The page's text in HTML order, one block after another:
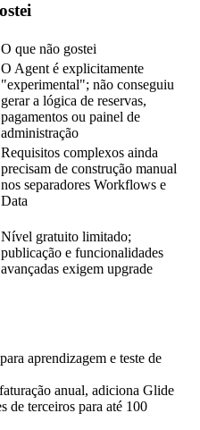
O que não gostei
O Agent é explicitamente
"experimental"; não conseguiu
gerar a lógica de reservas,
pagamentos ou painel de
administração
Requisitos complexos ainda
precisam de construção manual
nos separadores Workflows e
Data
Nível gratuito limitado;
publicação e funcionalidades
avançadas exigem upgrade
aprendizagem e teste de
anual, adiciona Glide
de terceiros para até 100